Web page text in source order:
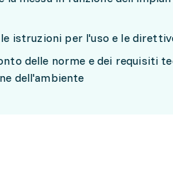
istruzioni per l'uso e le
delle norme e dei requisiti
dell'ambiente